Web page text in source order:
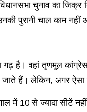
चुनाव का
पुरानी चाल काम नहीं
गढ़ है। वहां तृणमूल
हैं। लेकिन, अगर ऐसा
में 10 से ज्यादा सीटें